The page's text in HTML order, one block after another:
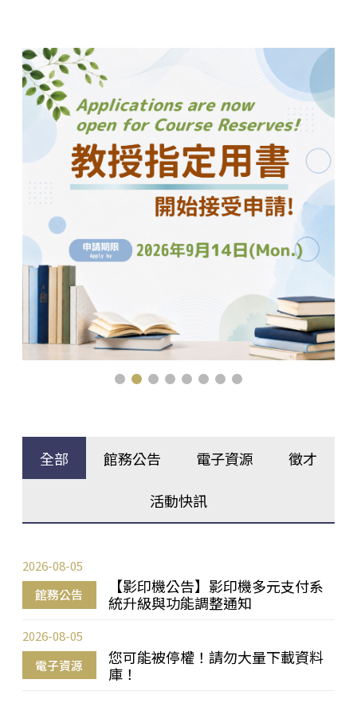
全部 館務公告 電子資源 徵才
活動快訊
館務公告
【影印機公告】影印機多元支付系
統升級與功能調整通知
2026-08-05
電子資源
您可能被停權！請勿大量下載資料
庫！
2026-08-05